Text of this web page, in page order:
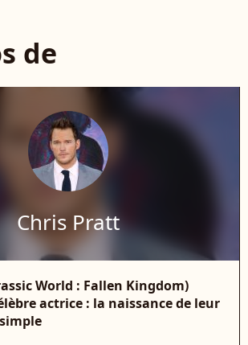
de
Chris Pratt
World : Fallen Kingdom)
actrice : la naissance de leur